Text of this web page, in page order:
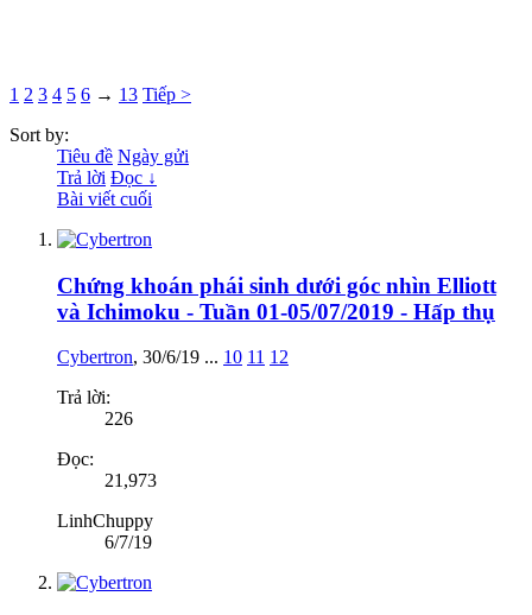
1 2 3 4 5 6 → 13 Tiếp >
Sort by:
Tiêu đề Ngày gửi
Trả lời Đọc ↓
Bài viết cuối
Chứng khoán phái sinh dưới góc nhìn Elliott
và Ichimoku - Tuần 01-05/07/2019 - Hấp thụ
Cybertron, 30/6/19 ... 10 11 12
Trả lời:
226
Đọc:
21,973
LinhChuppy
6/7/19